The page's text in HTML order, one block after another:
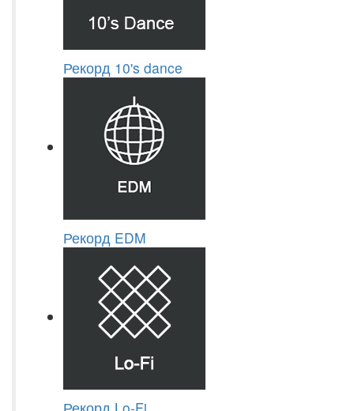
Рекорд 10's dance
Рекорд EDM